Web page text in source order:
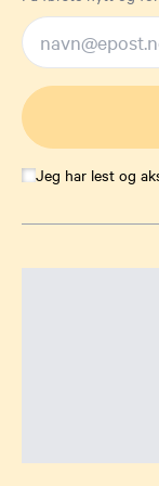
Jeg har lest og